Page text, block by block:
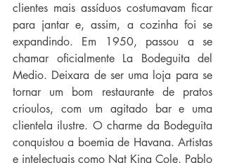
clientes mais assíduos costumavam ficar
para jantar e, assim, a cozinha foi se
expandindo. Em 1950, passou a se
chamar oficialmente La Bodeguita del
Medio. Deixara de ser uma loja para se
tornar um bom restaurante de pratos
crioulos, com um agitado bar e uma
clientela ilustre. O charme da Bodeguita
conquistou a boemia de Havana. Artistas
e intelectuais como Nat King Cole, Pablo